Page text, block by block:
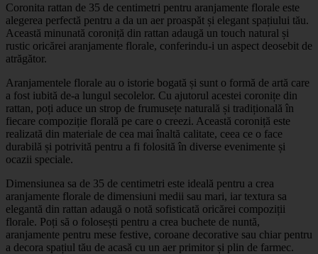
Coronita rattan de 35 de centimetri pentru aranjamente florale este
alegerea perfectă pentru a da un aer proaspăt și elegant spațiului tău.
Această minunată coroniță din rattan adaugă un touch natural și
rustic oricărei aranjamente florale, conferindu-i un aspect deosebit de
atrăgător.
Aranjamentele florale au o istorie bogată și sunt o formă de artă care
a fost iubită de-a lungul secolelor. Cu ajutorul acestei coronițe din
rattan, poți aduce un strop de frumusețe naturală și tradițională în
fiecare compoziție florală pe care o creezi. Această coroniță este
realizată din materiale de cea mai înaltă calitate, ceea ce o face
durabilă și potrivită pentru a fi folosită în diverse evenimente și
ocazii speciale.
Dimensiunea sa de 35 de centimetri este ideală pentru a crea
aranjamente florale de dimensiuni medii sau mari, iar textura sa
elegantă din rattan adaugă o notă sofisticată oricărei compoziții
florale. Poți să o folosești pentru a crea buchete de nuntă,
aranjamente pentru mese festive, coroane decorative sau chiar pentru
a decora spațiul tău de acasă cu un aer primitor și plin de farmec.